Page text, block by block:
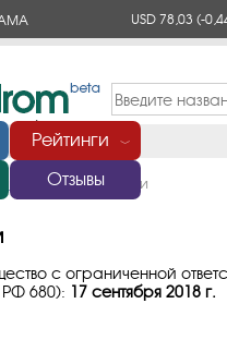
USD 78,03(-
Рейтинги ﹀
Отзывы
Отзыв лицензии
с ограниченной
680): 17 сентября 2018 г.